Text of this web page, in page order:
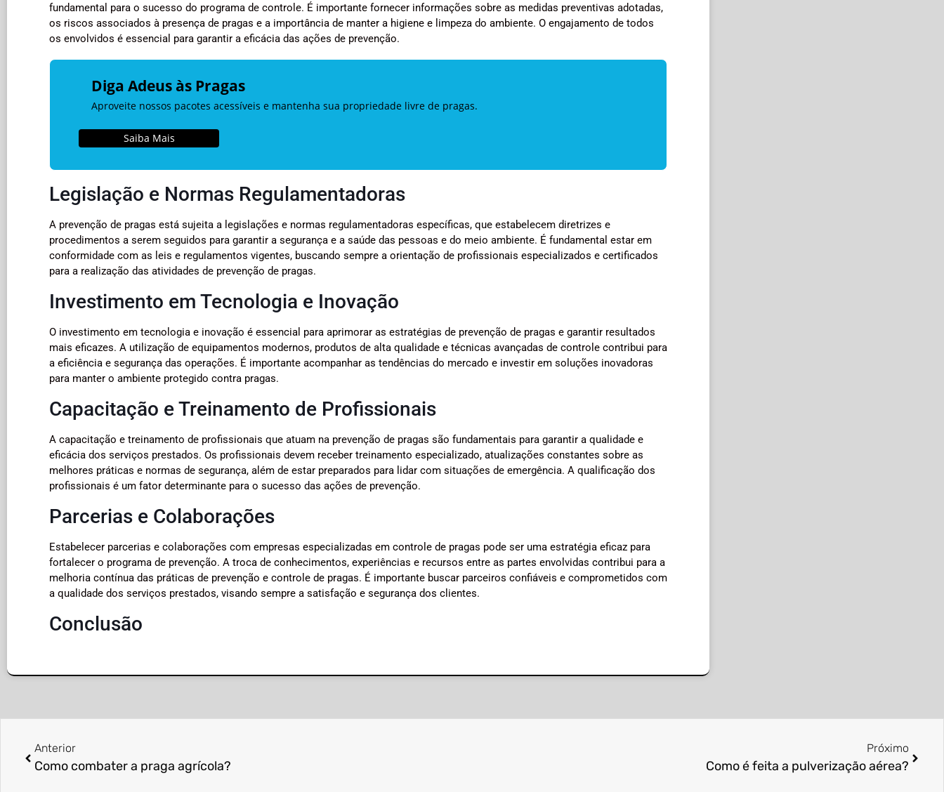
fundamental para o sucesso do programa de controle. É importante fornecer informações sobre as medidas preventivas adotadas,
os riscos associados à presença de pragas e a importância de manter a higiene e limpeza do ambiente. O engajamento de todos
os envolvidos é essencial para garantir a eficácia das ações de prevenção.
Diga Adeus às Pragas
Aproveite nossos pacotes acessíveis e mantenha sua propriedade livre de pragas.
Saiba Mais
Legislação e Normas Regulamentadoras
A prevenção de pragas está sujeita a legislações e normas regulamentadoras específicas, que estabelecem diretrizes e
procedimentos a serem seguidos para garantir a segurança e a saúde das pessoas e do meio ambiente. É fundamental estar em
conformidade com as leis e regulamentos vigentes, buscando sempre a orientação de profissionais especializados e certificados
para a realização das atividades de prevenção de pragas.
Investimento em Tecnologia e Inovação
O investimento em tecnologia e inovação é essencial para aprimorar as estratégias de prevenção de pragas e garantir resultados
mais eficazes. A utilização de equipamentos modernos, produtos de alta qualidade e técnicas avançadas de controle contribui para
a eficiência e segurança das operações. É importante acompanhar as tendências do mercado e investir em soluções inovadoras
para manter o ambiente protegido contra pragas.
Capacitação e Treinamento de Profissionais
A capacitação e treinamento de profissionais que atuam na prevenção de pragas são fundamentais para garantir a qualidade e
eficácia dos serviços prestados. Os profissionais devem receber treinamento especializado, atualizações constantes sobre as
melhores práticas e normas de segurança, além de estar preparados para lidar com situações de emergência. A qualificação dos
profissionais é um fator determinante para o sucesso das ações de prevenção.
Parcerias e Colaborações
Estabelecer parcerias e colaborações com empresas especializadas em controle de pragas pode ser uma estratégia eficaz para
fortalecer o programa de prevenção. A troca de conhecimentos, experiências e recursos entre as partes envolvidas contribui para a
melhoria contínua das práticas de prevenção e controle de pragas. É importante buscar parceiros confiáveis e comprometidos com
a qualidade dos serviços prestados, visando sempre a satisfação e segurança dos clientes.
Conclusão
Anterior
Como combater a praga agrícola?
Próximo
Como é feita a pulverização aérea?